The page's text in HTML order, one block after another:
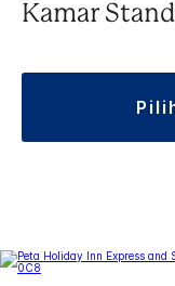
Kamar